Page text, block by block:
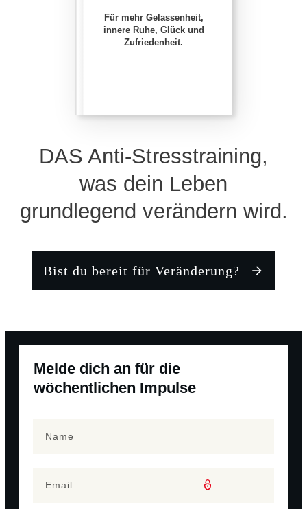
DAS Anti-Stresstraining,
was dein Leben
grundlegend verändern wird.
Bist du bereit für Veränderung?
Für mehr Gelassenheit,
innere Ruhe, Glück und
Zufriedenheit.
Melde dich an für die
wöchentlichen Impulse